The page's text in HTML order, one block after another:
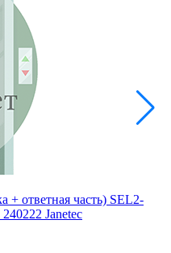
+ ответная часть) SEL2-
Janetec